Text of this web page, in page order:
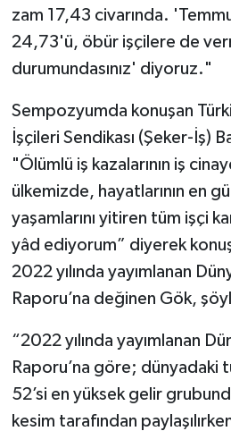
zam 17,43 civarında.
24,73'ü, öbür işçilere de
durumundasınız' diyoruz."
Sempozyumda konuşan
İşçileri Sendikası (Şeker-İş)
"Ölümlü iş kazalarının iş
ülkemizde, hayatlarının en
yaşamlarını yitiren tüm işçi
yâd ediyorum” diyerek
2022 yılında yayımlanan
Raporu’na değinen Gök,
“2022 yılında yayımlanan
Raporu’na göre; dünyadaki
52’si en yüksek gelir
kesim tarafından